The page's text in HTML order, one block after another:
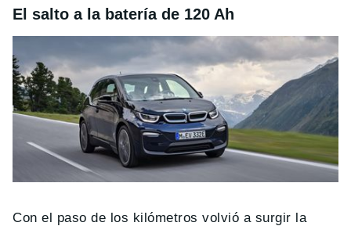
El salto a la batería de 120 Ah
Con el paso de los kilómetros volvió a surgir la